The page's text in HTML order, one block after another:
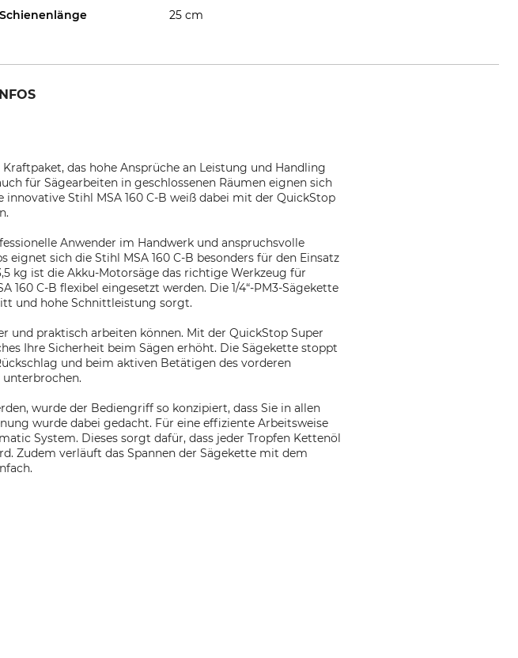
Schienenlänge 25 cm
das hohe Ansprüche an Leistung und Handling
für Sägearbeiten in geschlossenen Räumen eignen sich
Stihl MSA 160 C-B weiß dabei mit der QuickStop
Anwender im Handwerk und anspruchsvolle
sich die Stihl MSA 160 C-B besonders für den Einsatz
kg ist die Akku-Motorsäge das richtige Werkzeug für
C-B flexibel eingesetzt werden. Die 1/4“-PM3-Sägekette
und hohe Schnittleistung sorgt.
und praktisch arbeiten können. Mit der QuickStop Super
Ihre Sicherheit beim Sägen erhöht. Die Sägekette stoppt
und beim aktiven Betätigen des vorderen
unterbrochen.
wurde der Bediengriff so konzipiert, dass Sie in allen
wurde dabei gedacht. Für eine effiziente Arbeitsweise
System. Dieses sorgt dafür, dass jeder Tropfen Kettenöl
Zudem verläuft das Spannen der Sägekette mit dem